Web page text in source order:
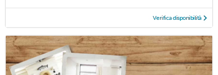
Verifica disponibilità